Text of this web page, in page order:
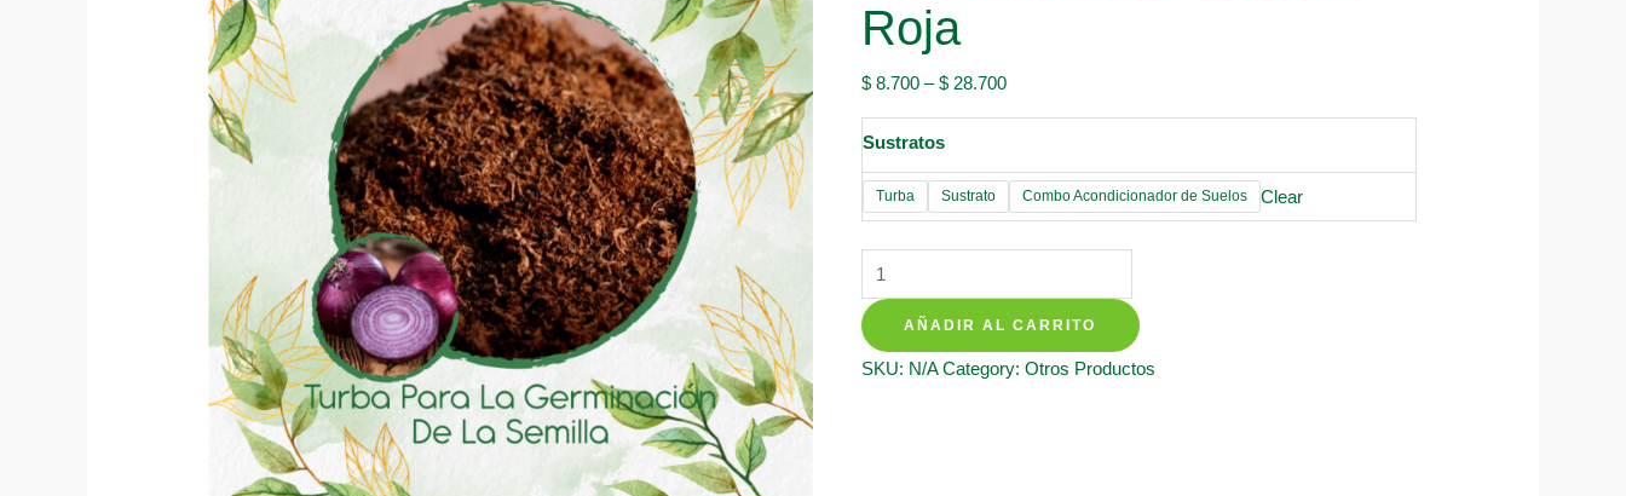
Roja
$ 8.700 –$ 28.700
Sustratos
Turba Sustrato Combo Acondicionador de Suelos Clear
Sustratos
Para
Cebolla
Roja
AÑADIR AL CARRITO
SKU: N/A Category: Otros Productos